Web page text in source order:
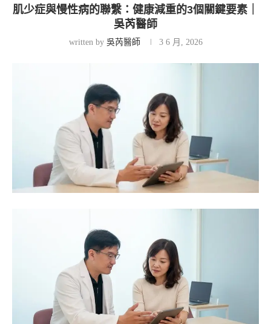
肌少症與慢性病的聯繫：健康減重的3個關鍵要素｜
吳芮醫師
written by 吳芮醫師 3 6 月, 2026